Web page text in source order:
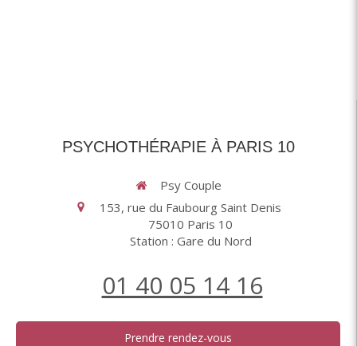
PSYCHOTHÉRAPIE À PARIS 10
Psy Couple
153, rue du Faubourg Saint Denis
75010 Paris 10
Station : Gare du Nord
01 40 05 14 16
Prendre rendez-vous